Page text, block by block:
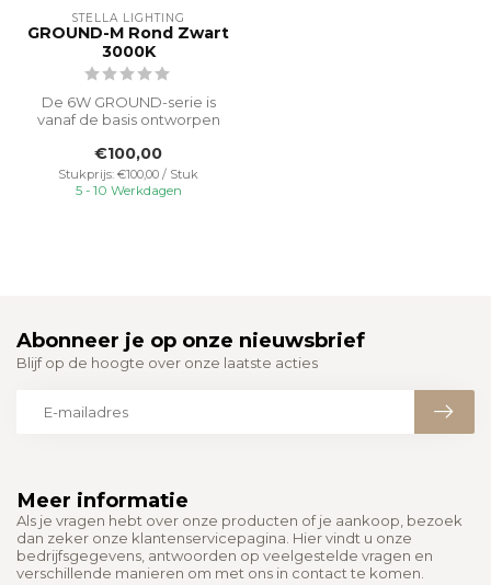
STELLA LIGHTING
GROUND-M Rond Zwart
3000K
De 6W GROUND-serie is
vanaf de basis ontworpen
buitenverlichting. ...
€100,00
Stukprijs: €100,00 / Stuk
5 - 10 Werkdagen
Meer informatie
Als je vragen hebt over onze producten of je aankoop, bezoek
dan zeker onze klantenservicepagina. Hier vindt u onze
bedrijfsgegevens, antwoorden op veelgestelde vragen en
verschillende manieren om met ons in contact te komen.
Abonneer je op onze nieuwsbrief
Blijf op de hoogte over onze laatste acties